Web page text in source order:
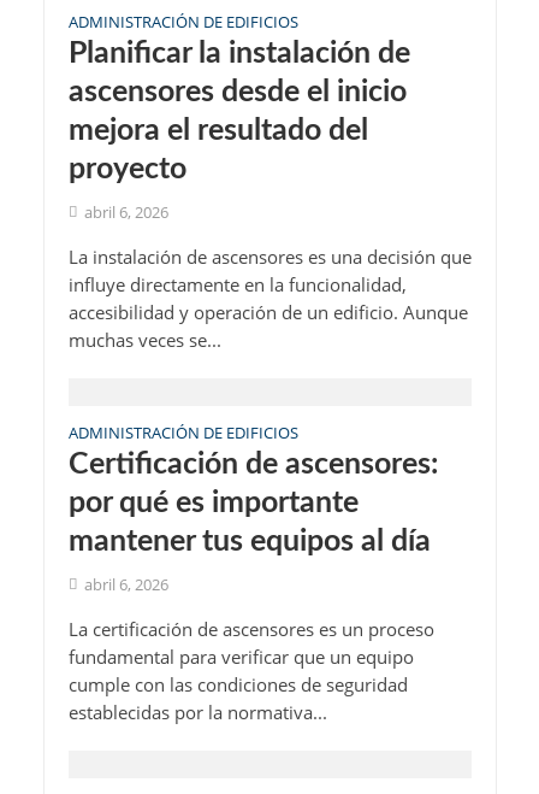
ADMINISTRACIÓN DE EDIFICIOS
Planificar la instalación de
ascensores desde el inicio
mejora el resultado del
proyecto
abril 6, 2026
La instalación de ascensores es una decisión que
influye directamente en la funcionalidad,
accesibilidad y operación de un edificio. Aunque
muchas veces se...
ADMINISTRACIÓN DE EDIFICIOS
Certificación de ascensores:
por qué es importante
mantener tus equipos al día
abril 6, 2026
La certificación de ascensores es un proceso
fundamental para verificar que un equipo
cumple con las condiciones de seguridad
establecidas por la normativa...